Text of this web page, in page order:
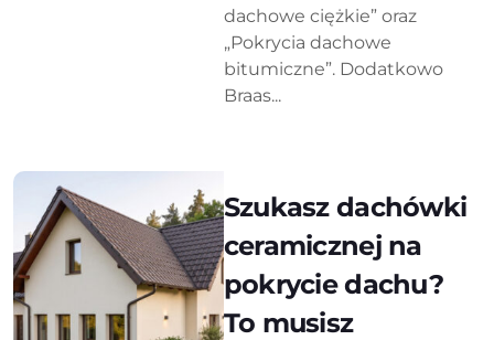
dachowe ciężkie” oraz
„Pokrycia dachowe
bitumiczne”. Dodatkowo
Braas...
Szukasz dachówki
ceramicznej na
pokrycie dachu?
To musisz